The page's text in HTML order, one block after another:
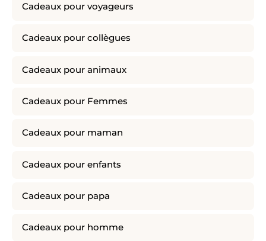
Cadeaux pour voyageurs
Cadeaux pour collègues
Cadeaux pour animaux
Cadeaux pour Femmes
Cadeaux pour maman
Cadeaux pour enfants
Cadeaux pour papa
Cadeaux pour homme